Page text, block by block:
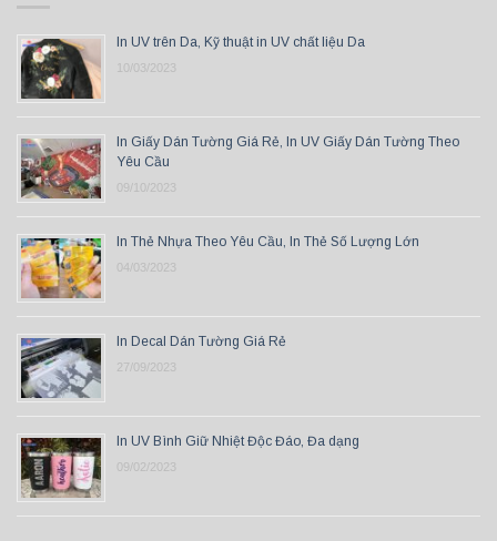
In UV trên Da, Kỹ thuật in UV chất liệu Da
10/03/2023
In Giấy Dán Tường Giá Rẻ, In UV Giấy Dán Tường Theo
Yêu Cầu
09/10/2023
In Thẻ Nhựa Theo Yêu Cầu, In Thẻ Số Lượng Lớn
04/03/2023
In Decal Dán Tường Giá Rẻ
27/09/2023
In UV Bình Giữ Nhiệt Độc Đáo, Đa dạng
09/02/2023